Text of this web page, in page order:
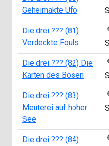
Geheimakte Ufo
Die drei ??? (81)
Verdeckte Fouls
Die drei ??? (82) Die
Karten des Bösen
Die drei ??? (83)
Meuterei auf hoher
See
Die drei ??? (84)